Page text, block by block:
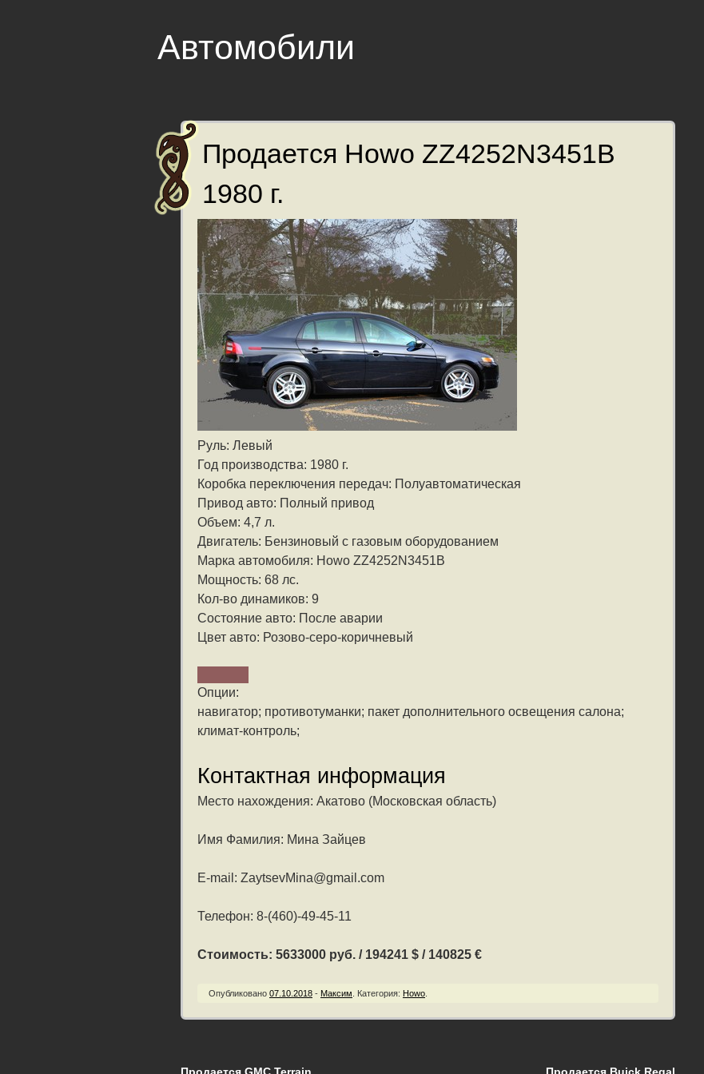
Автомобили
Продается Howo ZZ4252N3451B
1980 г.
Руль: Левый
Год производства: 1980 г.
Коробка переключения передач: Полуавтоматическая
Привод авто: Полный привод
Объем: 4,7 л.
Двигатель: Бензиновый с газовым оборудованием
Марка автомобиля: Howo ZZ4252N3451B
Мощность: 68 лс.
Кол-во динамиков: 9
Состояние авто: После аварии
Цвет авто: Розово-серо-коричневый
Опции:
навигатор; противотуманки; пакет дополнительного освещения салона;
климат-контроль;
Контактная информация
Место нахождения: Акатово (Московская область)
Имя Фамилия: Мина Зайцев
E-mail: ZaytsevMina@gmail.com
Телефон: 8-(460)-49-45-11
Стоимость: 5633000 руб. / 194241 $ / 140825 €
Опубликовано 07.10.2018 - Максим Категория: Howo